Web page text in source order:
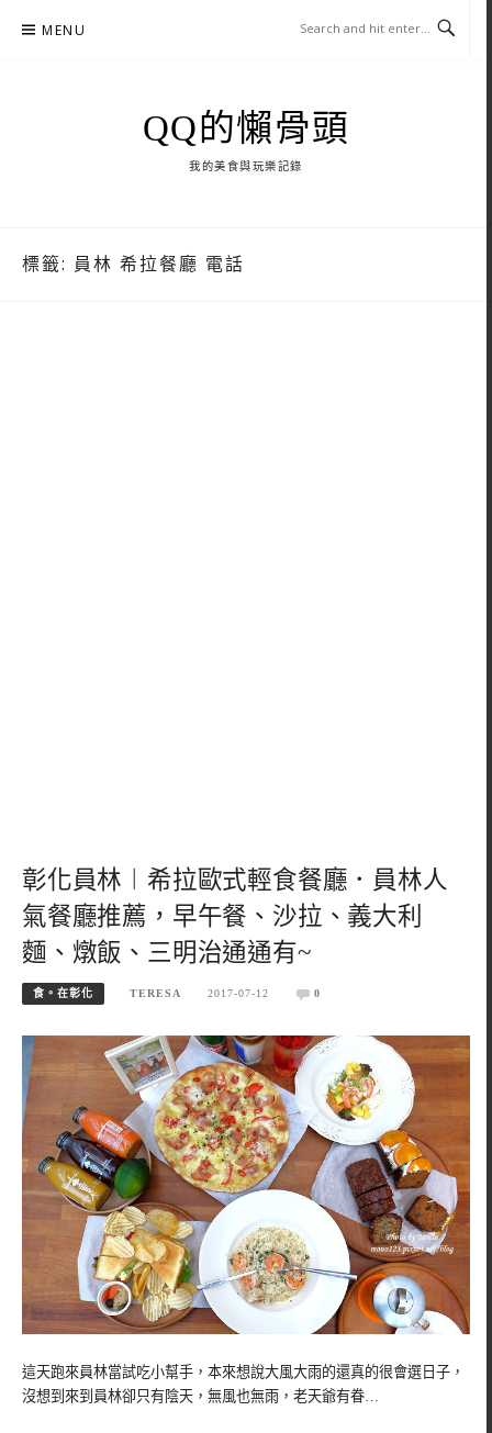
MENU
QQ的懶骨頭
我的美食與玩樂記錄
標籤: 員林 希拉餐廳 電話
彰化員林︱希拉歐式輕食餐廳．員林人
氣餐廳推薦，早午餐、沙拉、義大利
麵、燉飯、三明治通通有~
食。在彰化 TERESA 2017-07-12 0
這天跑來員林當試吃小幫手，本來想說大風大雨的還真的很會選日子，
沒想到來到員林卻只有陰天，無風也無雨，老天爺有眷…